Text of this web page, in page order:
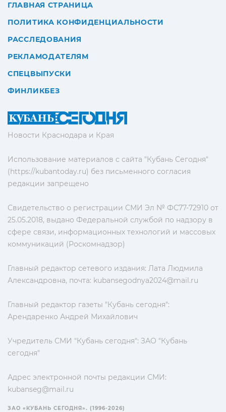
Новости Краснодара и Края
Использование материалов с сайта "Кубань Сегодня"
(https://kubantoday.ru) без письменного согласия
редакции запрещено
Свидетельство о регистрации СМИ Эл № ФС77-72910 от
25.05.2018, выдано Федеральной службой по надзору в
сфере связи, информационных технологий и массовых
коммуникаций (Роскомнадзор)
Главный редактор сетевого издания: Лата Людмила
Александровна, почта: kubansegodnya2024@mail.ru
Главный редактор газеты "Кубань сегодня":
Арендаренко Андрей Михайлович
Учредитель СМИ "Кубань сегодня": ЗАО "Кубань
сегодня"
Адрес электронной почты редакции СМИ:
kubanseg@mail.ru
ГЛАВНАЯ СТРАНИЦА
ПОЛИТИКА КОНФИДЕНЦИАЛЬНОСТИ
РАССЛЕДОВАНИЯ
РЕКЛАМОДАТЕЛЯМ
СПЕЦВЫПУСКИ
ФИНЛИКБЕЗ
ЗАО «КУБАНЬ СЕГОДНЯ». (1996-2026)